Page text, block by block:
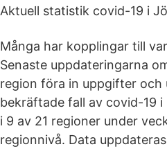
Aktuell statistik covid-19 i
Många har kopplingar till
Senaste uppdateringarna
region föra in uppgifter
bekräftade fall av covid-19
i 9 av 21 regioner under
regionnivå. Data